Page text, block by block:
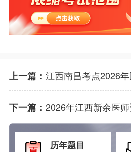
上一篇： 江西南昌考点2026年医师
下一篇： 2026年江西新余医师资格
历年题目